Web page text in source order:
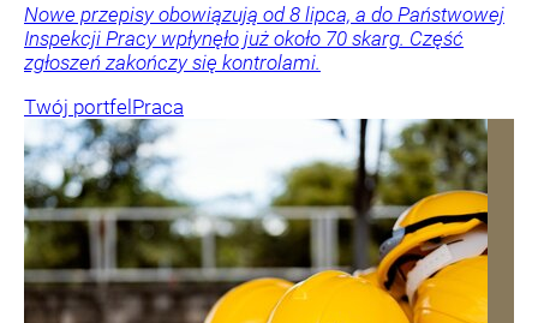
Nowe przepisy obowiązują od 8 lipca, a do Państwowej
Inspekcji Pracy wpłynęło już około 70 skarg. Część
zgłoszeń zakończy się kontrolami.
Twój portfelPraca